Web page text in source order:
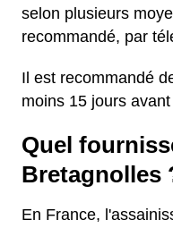
selon plusieurs
recommandé, par
Il est recommandé
moins 15 jours
Quel
Bretagnolles
En France,